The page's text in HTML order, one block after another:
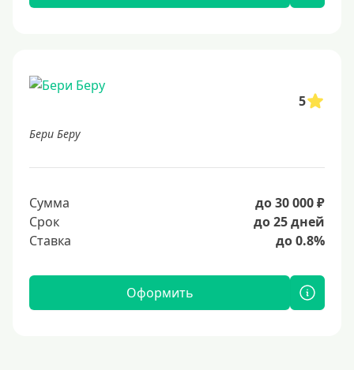
5
Бери Беру
Сумма
до 30 000 ₽
Срок
до 25 дней
Ставка
до 0.8%
Оформить